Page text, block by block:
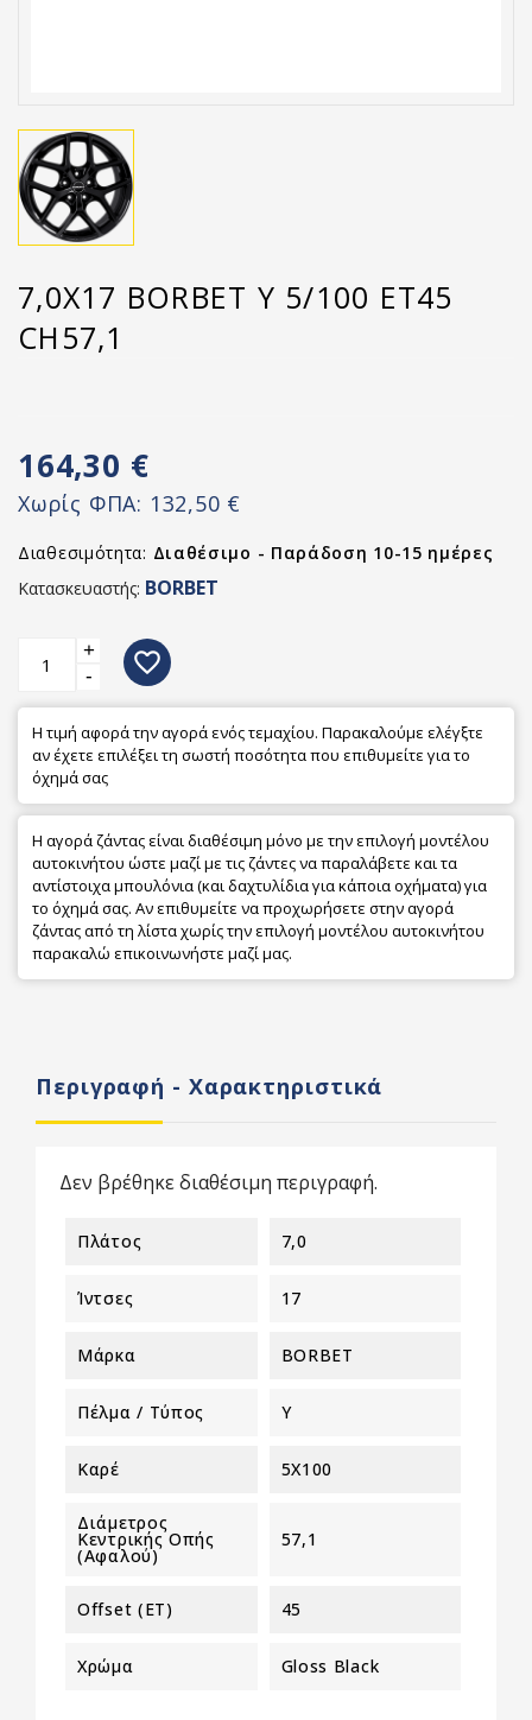
7,0X17 BORBET Y 5/100 ET45
CH57,1
164,30 €
Χωρίς ΦΠΑ: 132,50 €
Διαθεσιμότητα: Διαθέσιμο - Παράδοση 10-15 ημέρες
Κατασκευαστής: BORBET
+
-
favorite_border
Η τιμή αφορά την αγορά ενός τεμαχίου. Παρακαλούμε ελέγξτε
αν έχετε επιλέξει τη σωστή ποσότητα που επιθυμείτε για το
όχημά σας
Η αγορά ζάντας είναι διαθέσιμη μόνο με την επιλογή μοντέλου
αυτοκινήτου ώστε μαζί με τις ζάντες να παραλάβετε και τα
αντίστοιχα μπουλόνια (και δαχτυλίδια για κάποια οχήματα) για
το όχημά σας. Αν επιθυμείτε να προχωρήσετε στην αγορά
ζάντας από τη λίστα χωρίς την επιλογή μοντέλου αυτοκινήτου
παρακαλώ επικοινωνήστε μαζί μας.
Περιγραφή - Χαρακτηριστικά
Δεν βρέθηκε διαθέσιμη περιγραφή.
Πλάτος 7,0
Ίντσες 17
Μάρκα BORBET
Πέλμα / Τύπος Y
Καρέ 5X100
Διάμετρος
Κεντρικής Οπής
(αφαλού)
57,1
Offset (ET) 45
Χρώμα Gloss Black